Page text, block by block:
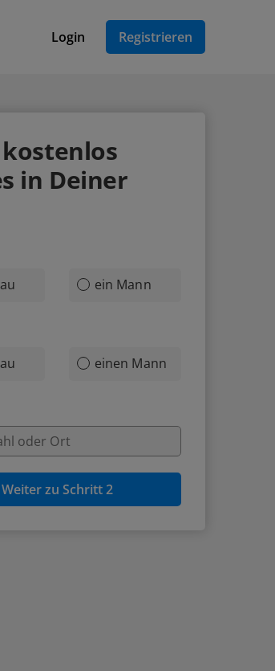
Login Registrieren
kostenlos
in Deiner
ein Mann
einen Mann
Weiter zu Schritt 2